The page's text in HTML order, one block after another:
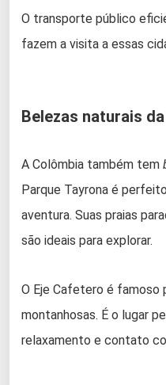
O transporte público
fazem a visita a essas
Belezas naturais
A Colômbia também tem
Parque Tayrona é
aventura. Suas praias
são ideais para explorar.
O Eje Cafetero é famoso
montanhosas. É o lugar
relaxamento e contato